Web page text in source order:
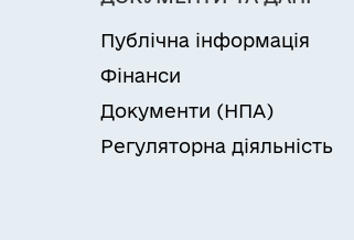
Публічна інформація
Фінанси
Документи (НПА)
Регуляторна діяльність